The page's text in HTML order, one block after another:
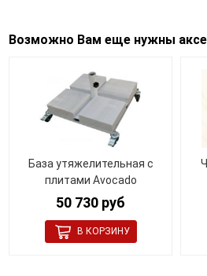
Возможно Вам еще нужны
База утяжелительная с
плитами Avocado
50 730 руб